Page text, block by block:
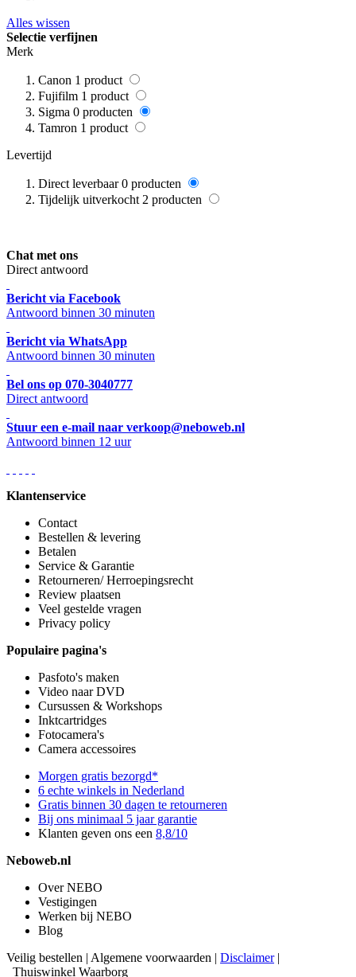
Alles wissen
Selectie verfijnen
Merk
Canon 1 product
Fujifilm 1 product
Sigma 0 producten
Tamron 1 product
Levertijd
Direct leverbaar 0 producten
Tijdelijk uitverkocht 2 producten
Chat met ons
Direct antwoord
Bericht via Facebook
Antwoord binnen 30 minuten
Bericht via WhatsApp
Antwoord binnen 30 minuten
Bel ons op 070-3040777
Direct antwoord
Stuur een e-mail naar verkoop@neboweb.nl
Antwoord binnen 12 uur
Klantenservice
Contact
Bestellen & levering
Betalen
Service & Garantie
Retourneren/ Herroepingsrecht
Review plaatsen
Veel gestelde vragen
Privacy policy
Populaire pagina's
Pasfoto's maken
Video naar DVD
Cursussen & Workshops
Inktcartridges
Fotocamera's
Camera accessoires
Morgen gratis bezorgd*
6 echte winkels in Nederland
Gratis binnen 30 dagen te retourneren
Bij ons minimaal 5 jaar garantie
Klanten geven ons een 8,8/10
Neboweb.nl
Over NEBO
Vestigingen
Werken bij NEBO
Blog
Veilig bestellen | Algemene voorwaarden | Disclaimer|
Thuiswinkel Waarborg